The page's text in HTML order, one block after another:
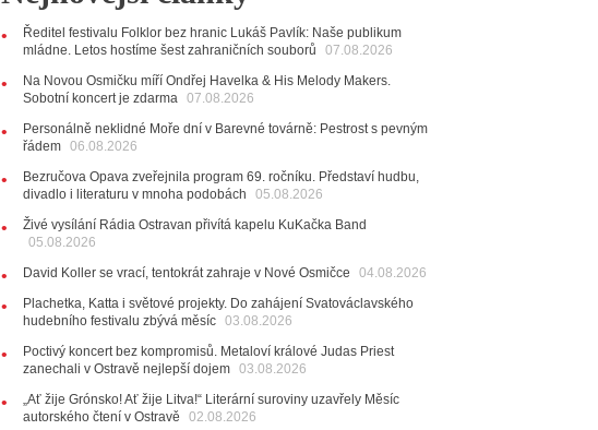
11:00
Do Ostravy se vrací britští Modestep, vystoupí v
listopadu v klubu Barrák
VIDEO
10:33
Úsměvné historky ze života ostravské kapely Verše:
Od zapomenutých baterek až po kuriózní krádež kláves
28.07.2026
několik desítek posledních vstupenek
27.07.2026
20:44
10:06
Ladná Čeladná nabídne Olympic, Langerovou i
Kirschner, návštěvníci nově zaplatí už jen pomocí čipů
24.07.2026
17:06
Zpěvačka Tanja vydala nové EP Plamen VIDEO
10:02
Kapela Midnight v Rádiu Ostravan: Od minulého roku
jsme upgradovali naši show
AUDIO
Ředitel festivalu Folklor bez hranic Lukáš Pavlík: Naše publikum
mládne. Letos hostíme šest zahraničních souborů
07.08.2026
Na Novou Osmičku míří Ondřej Havelka & His Melody Makers.
Sobotní koncert je zdarma 07.08.2026
Personálně neklidné Moře dní v Barevné továrně: Pestrost s pevným
řádem 06.08.2026
Bezručova Opava zveřejnila program 69. ročníku. Představí hudbu,
divadlo i literaturu v mnoha podobách
05.08.2026
Živé vysílání Rádia Ostravan přivítá kapelu KuKačka Band
05.08.2026
David Koller se vrací, tentokrát zahraje v Nové Osmičce
04.08.2026
Plachetka, Katta i světové projekty. Do zahájení Svatováclavského
hudebního festivalu zbývá měsíc 03.08.2026
Poctivý koncert bez kompromisů. Metaloví králové Judas Priest
zanechali v Ostravě nejlepší dojem 03.08.2026
„Ať žije Grónsko! Ať žije Litva!“ Literární suroviny uzavřely Měsíc
autorského čtení v Ostravě
02.08.2026